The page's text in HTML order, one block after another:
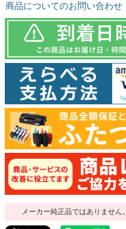
商品についてのお問い合わせ
メーカー純正品ではありません。